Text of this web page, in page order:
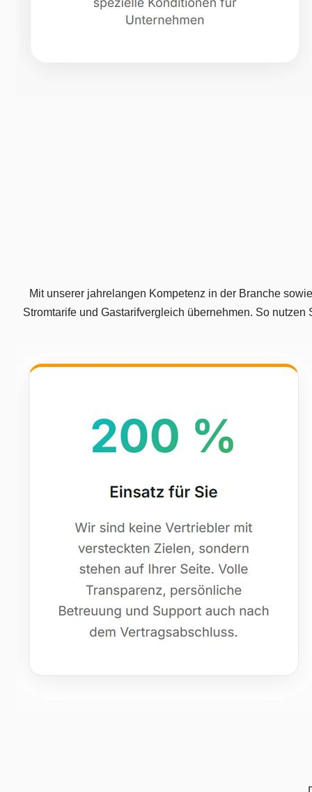
Mit unserer jahrelangen Kompetenz in der Branche
Stromtarife und Gastarifvergleich übernehmen. So